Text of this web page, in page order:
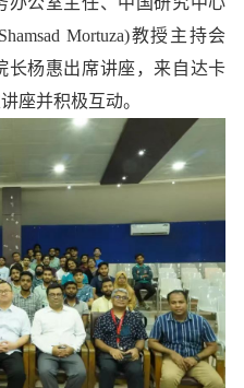
Mortuza)教授主持会
长杨惠出席讲座，来自达卡
座并积极互动。